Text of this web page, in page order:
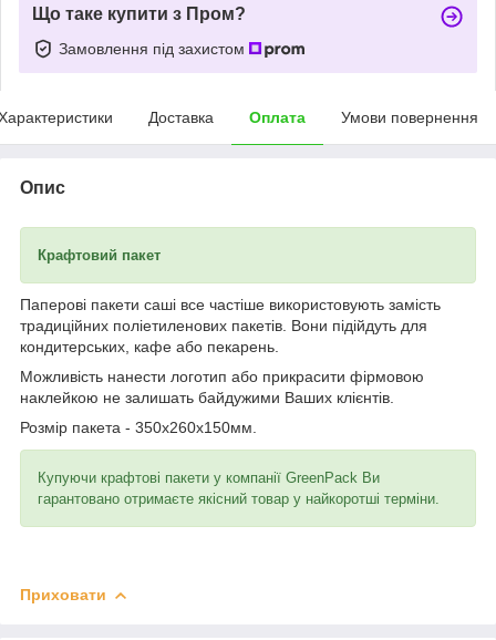
Що таке купити з Пром?
Замовлення під захистом
Доставка Оплата Умови повернення
Опис
Крафтовий пакет
Паперові пакети саші все частіше використовують замість
традиційних поліетиленових пакетів. Вони підійдуть для
кондитерських, кафе або пекарень.
Можливість нанести логотип або прикрасити фірмовою
наклейкою не залишать байдужими Ваших клієнтів.
Розмір пакета - 350х260х150мм.
Купуючи крафтові пакети у компанії GreenPack Ви
гарантовано отримаєте якісний товар у найкоротші терміни.
Приховати